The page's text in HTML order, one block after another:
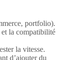
portfolio).
la compatibilité
la vitesse.
d’ajouter du